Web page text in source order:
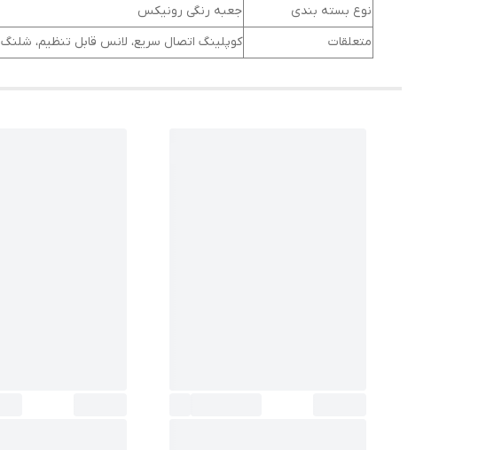
نوع بسته ‌بندی
جعبه رنگی رونیکس
متعلقات
کوپلینگ اتصال سریع، لانس قابل تنظیم، شلنگ 5 متری فشارقوی PVC، مخزن مواد شوینده، تفنگ آب‌پاشی فشار قوی،